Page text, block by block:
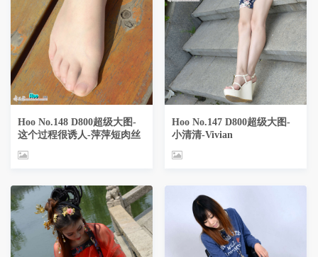
Hoo No.148 D800超级大图-
这个过程很诱人-萍萍短肉丝
Hoo No.147 D800超级大图-
小清清-Vivian